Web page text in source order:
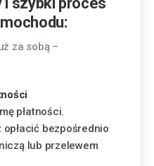
za sobą –
płatności.
bezpośrednio
lub przelewem
Kraków
Piaseczno
Poznań